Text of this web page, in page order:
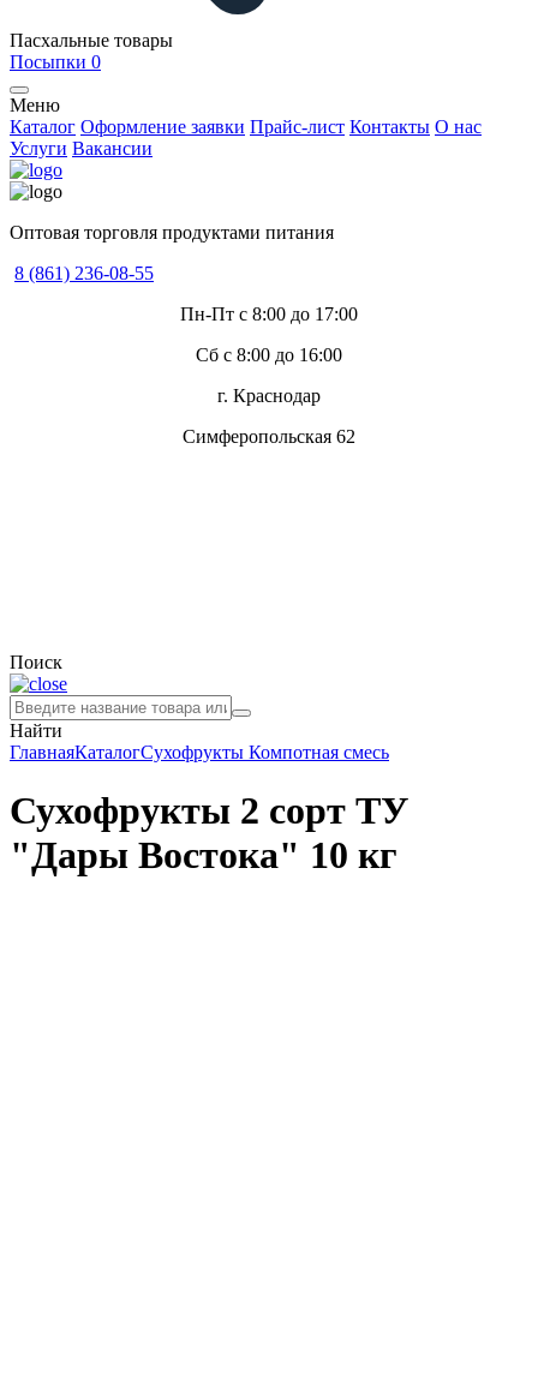
Пасхальные товары
Посыпки 0
Меню
Каталог Оформление заявки Прайс-лист Контакты О нас
Услуги Вакансии
Оптовая торговля продуктами питания
8 (861) 236-08-55
Пн-Пт с 8:00 до 17:00
Сб с 8:00 до 16:00
г. Краснодар
Симферопольская 62
Поиск
Найти
ГлавнаяКаталогСухофрукты Компотная смесь
Сухофрукты 2 сорт ТУ
"Дары Востока" 10 кг